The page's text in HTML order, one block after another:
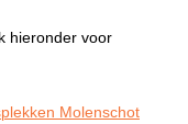
hieronder voor
Molenschot